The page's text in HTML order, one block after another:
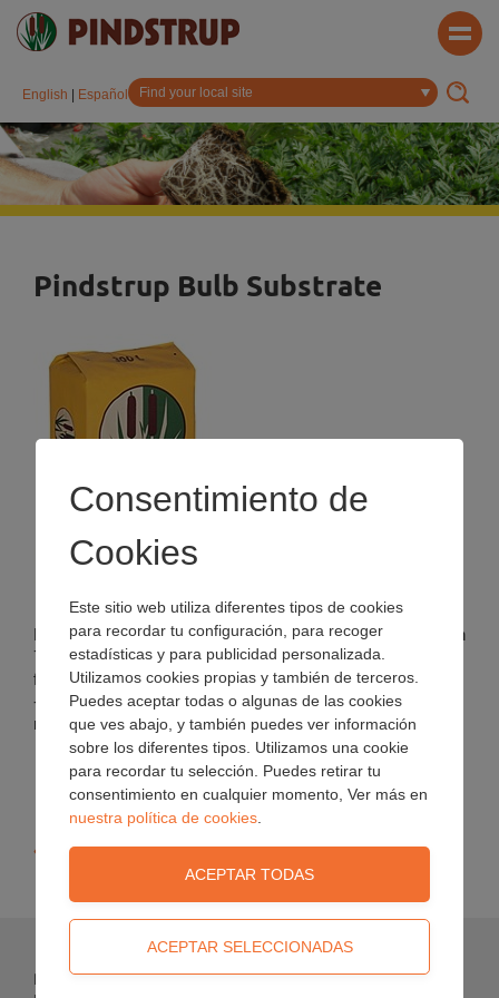
English Español
Pindstrup Bulb Substrate
El sustrato para bulbos está compuesto de turba molida (un
75 % rubia y un 25 % negra). Hemos añadido 1/2 kg de un
fertilizante de primera calidad y hemos ajustado el pH a 6.2
- un sustrato Pindstrup desarrollado para bulbos en
macetas.
« Volver
Pindstrup Mosebrug A/S
Consentimiento de
Cookies
Este sitio web utiliza diferentes tipos de cookies
para recordar tu configuración, para recoger
estadísticas y para publicidad personalizada.
Utilizamos cookies propias y también de terceros.
Puedes aceptar todas o algunas de las cookies
que ves abajo, y también puedes ver información
sobre los diferentes tipos. Utilizamos una cookie
para recordar tu selección. Puedes retirar tu
consentimiento en cualquier momento, Ver más en
nuestra política de cookies